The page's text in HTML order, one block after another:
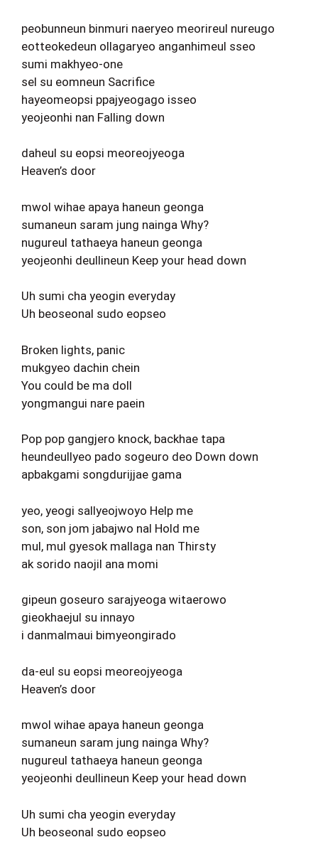
peobunneun binmuri naeryeo meorireul nureugo
eotteokedeun ollagaryeo anganhimeul sseo
sumi makhyeo-one
sel su eomneun Sacrifice
hayeomeopsi ppajyeogago isseo
yeojeonhi nan Falling down
daheul su eopsi meoreojyeoga
Heaven’s door
mwol wihae apaya haneun geonga
sumaneun saram jung nainga Why?
nugureul tathaeya haneun geonga
yeojeonhi deullineun Keep your head down
Uh sumi cha yeogin everyday
Uh beoseonal sudo eopseo
Broken lights, panic
mukgyeo dachin chein
You could be ma doll
yongmangui nare paein
Pop pop gangjero knock, backhae tapa
heundeullyeo pado sogeuro deo Down down
apbakgami songdurijjae gama
yeo, yeogi sallyeojwoyo Help me
son, son jom jabajwo nal Hold me
mul, mul gyesok mallaga nan Thirsty
ak sorido naojil ana momi
gipeun goseuro sarajyeoga witaerowo
gieokhaejul su innayo
i danmalmaui bimyeongirado
da-eul su eopsi meoreojyeoga
Heaven’s door
mwol wihae apaya haneun geonga
sumaneun saram jung nainga Why?
nugureul tathaeya haneun geonga
yeojeonhi deullineun Keep your head down
Uh sumi cha yeogin everyday
Uh beoseonal sudo eopseo